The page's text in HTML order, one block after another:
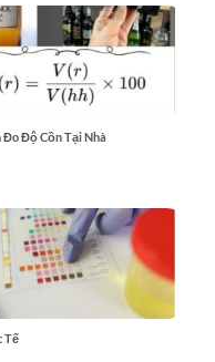
Đo Độ Cồn Tại Nhà
Tế